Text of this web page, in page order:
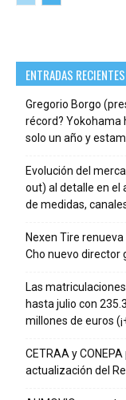
ENTRADAS RECIENTES
Gregorio Borgo
récord? Yokohama
solo un año y
Evolución del
out) al detalle en el
de medidas,
Nexen Tire
Cho nuevo director
Las
hasta julio con
millones de euros
CETRAA y
actualización del